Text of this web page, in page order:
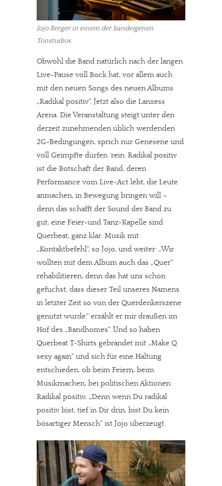
Jojo Berger in einem der bandeigenen
Tonstudios
Obwohl die Band natürlich nach der langen
Live-Pause voll Bock hat, vor allem auch
mit den neuen Songs des neuen Albums
„Radikal positiv“. Jetzt also die Lanxess
Arena. Die Veranstaltung steigt unter den
derzeit zunehmenden üblich werdenden
2G-Bedingungen, sprich nur Genesene und
voll Geimpfte dürfen ´rein. Radikal positiv
ist die Botschaft der Band, deren
Performance vom Live-Act lebt, die Leute
anmachen, in Bewegung bringen will –
denn das schafft der Sound der Band zu
gut, eine Feier-und Tanz-Kapelle sind
Querbeat, ganz klar. Musik mit
„Kontaktbefehl“, so Jojo, und weiter: „Wir
wollten mit dem Album auch das „Quer“
rehabilitieren, denn das hat uns schon
gefuchst, dass dieser Teil unseres Namens
in letzter Zeit so von der Querdenkerszene
genutzt wurde.“ erzählt er mir draußen im
Hof des „Bandhomes“. Und so haben
Querbeat T-Shirts gebrandet mit „Make Q
sexy again“ und sich für eine Haltung
entschieden, ob beim Feiern, beim
Musikmachen, bei politischen Aktionen:
Radikal positiv, „Denn wenn Du radikal
positiv bist, tief in Dir drin, bist Du kein
bösartiger Mensch“ ist Jojo überzeugt.